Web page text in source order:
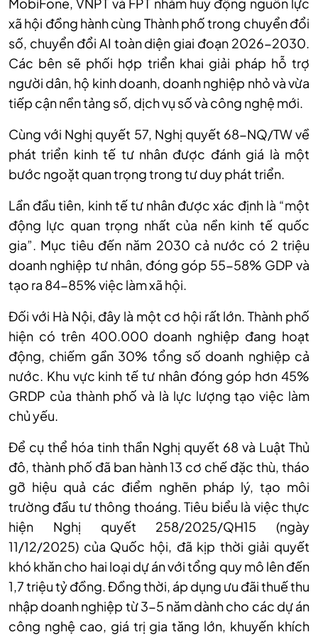
xã hội đồng hành cùng Thành phố trong chuyển đổi
số, chuyển đổi AI toàn diện giai đoạn 2026-2030.
Các bên sẽ phối hợp triển khai giải pháp hỗ trợ
người dân, hộ kinh doanh, doanh nghiệp nhỏ và vừa
tiếp cận nền tảng số, dịch vụ số và công nghệ mới.
Cùng với Nghị quyết 57, Nghị quyết 68-NQ/TW về
phát triển kinh tế tư nhân được đánh giá là một
bước ngoặt quan trọng trong tư duy phát triển.
Lần đầu tiên, kinh tế tư nhân được xác định là “một
động lực quan trọng nhất của nền kinh tế quốc
gia”. Mục tiêu đến năm 2030 cả nước có 2 triệu
doanh nghiệp tư nhân, đóng góp 55-58% GDP và
tạo ra 84-85% việc làm xã hội.
Đối với Hà Nội, đây là một cơ hội rất lớn. Thành phố
hiện có trên 400.000 doanh nghiệp đang hoạt
động, chiếm gần 30% tổng số doanh nghiệp cả
nước. Khu vực kinh tế tư nhân đóng góp hơn 45%
GRDP của thành phố và là lực lượng tạo việc làm
chủ yếu.
Để cụ thể hóa tinh thần Nghị quyết 68 và Luật Thủ
đô, thành phố đã ban hành 13 cơ chế đặc thù, tháo
gỡ hiệu quả các điểm nghẽn pháp lý, tạo môi
trường đầu tư thông thoáng. Tiêu biểu là việc thực
hiện Nghị quyết 258/2025/QH15 (ngày
11/12/2025) của Quốc hội, đã kịp thời giải quyết
khó khăn cho hai loại dự án với tổng quy mô lên đến
1,7 triệu tỷ đồng. Đồng thời, áp dụng ưu đãi thuế thu
nhập doanh nghiệp từ 3-5 năm dành cho các dự án
công nghệ cao, giá trị gia tăng lớn, khuyến khích